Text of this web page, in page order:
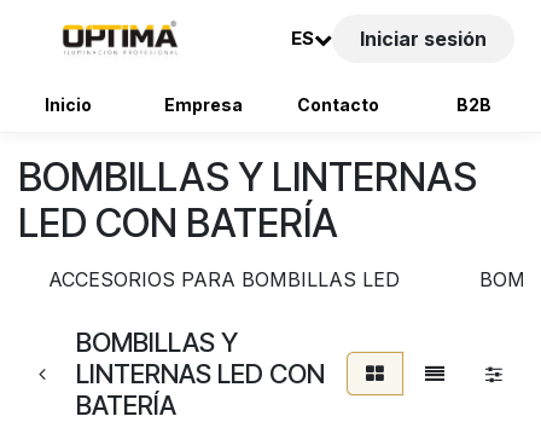
ES Iniciar sesión
Inicio Empresa Contacto B2B
BOMBILLAS Y LINTERNAS
LED CON BATERÍA
ACCESORIOS PARA BOMBILLAS LED
BOMBILLAS Y
LINTERNAS LED CON
BATERÍA